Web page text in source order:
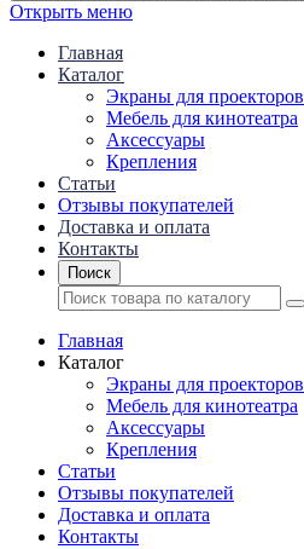
Открыть меню
Главная
Каталог
Экраны для проекторов
Mебель для кинотеатра
Аксессуары
Крепления
Статьи
Отзывы покупателей
Доставка и оплата
Контакты
Поиск
Главная
Каталог
Экраны для проекторов
Mебель для кинотеатра
Аксессуары
Крепления
Статьи
Отзывы покупателей
Доставка и оплата
Контакты